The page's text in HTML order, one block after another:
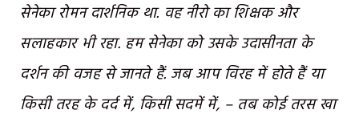
सेनेका रोमन दार्शनिक था. वह नीरो का शिक्षक और
सलाहकार भी रहा. हम सेनेका को उसके उदासीनता के
दर्शन की वजह से जानते हैं. जब आप विरह में होते हैं या
किसी तरह के दर्द में, किसी सदमें में, – तब कोई तरस खा